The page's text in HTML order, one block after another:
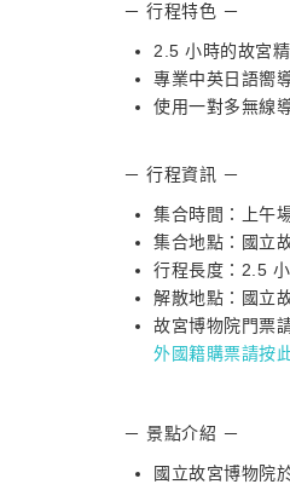
－ 行程特色 －
2.5 小時的故宮
專業中英日語嚮
使用一對多無線
－ 行程資訊 －
集合時間：上午
集合地點：國立
行程長度：2.5
解散地點：國立
故宮博物院門票
外國籍購票請按
－ 景點介紹 －
國立故宮博物院